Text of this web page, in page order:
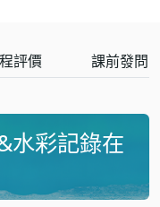
評價 課前發問
水彩記錄在